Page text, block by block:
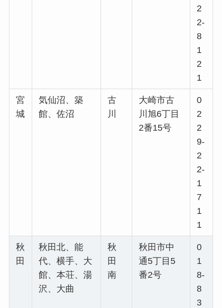
2
2-
8
1
2
1
宮
城
気仙沼、築
館、佐沼
古
川
大崎市古
川旭6丁目
2番15号
0
2
2
9-
2
2-
1
7
1
1
秋
田
秋田北、能
代、横手、大
館、本荘、湯
沢、大曲
秋
田
南
秋田市中
通5丁目5
番2号
0
1
8-
8
3